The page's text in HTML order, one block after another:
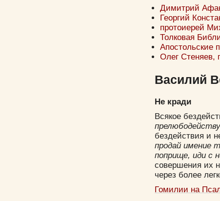
Димитрий
Георгий
протоиерей
Толковая
Апостольские
Олег Стеняев,
Василий
Не кради
Всякое
бездействия и
продай имение
поприще, иди с
совершения их
через более
Гомилии на